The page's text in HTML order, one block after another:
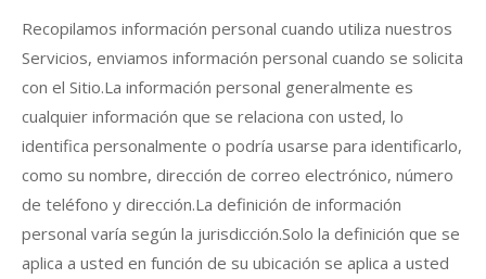
Recopilamos información personal cuando utiliza nuestros
Servicios, enviamos información personal cuando se solicita
con el Sitio.La información personal generalmente es
cualquier información que se relaciona con usted, lo
identifica personalmente o podría usarse para identificarlo,
como su nombre, dirección de correo electrónico, número
de teléfono y dirección.La definición de información
personal varía según la jurisdicción.Solo la definición que se
aplica a usted en función de su ubicación se aplica a usted